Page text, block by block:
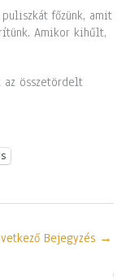
főzünk, amit
Amikor kihűlt,
az összetördelt
Bejegyzés →